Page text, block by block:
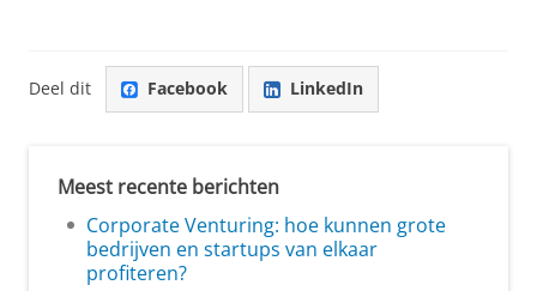
Deel dit Facebook LinkedIn
Meest recente berichten
Corporate Venturing: hoe kunnen grote
bedrijven en startups van elkaar
profiteren?